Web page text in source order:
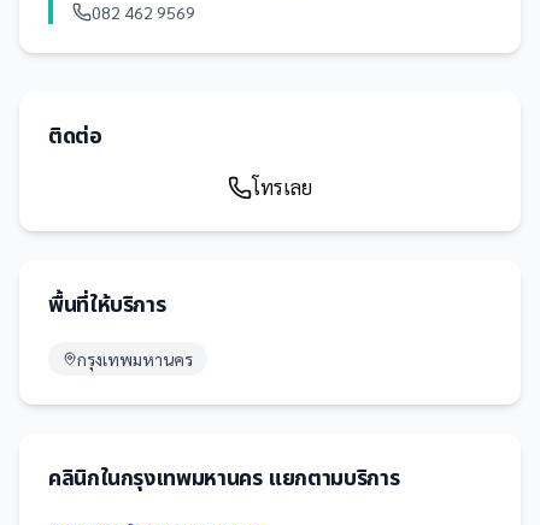
082 462 9569
ติดต่อ
โทรเลย
พื้นที่ให้บริการ
กรุงเทพมหานคร
คลินิกในกรุงเทพมหานครแยกตามบริการ